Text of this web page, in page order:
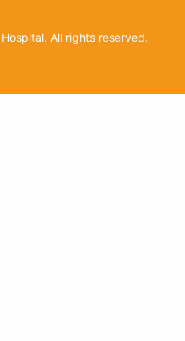
All rights reserved.